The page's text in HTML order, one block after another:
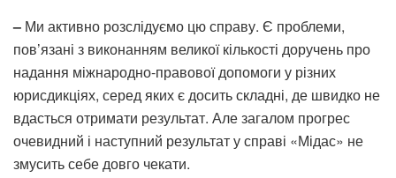
– Ми активно розслідуємо цю справу. Є проблеми,
пов’язані з виконанням великої кількості доручень про
надання міжнародно-правової допомоги у різних
юрисдикціях, серед яких є досить складні, де швидко не
вдасться отримати результат. Але загалом прогрес
очевидний і наступний результат у справі «Мідас» не
змусить себе довго чекати.